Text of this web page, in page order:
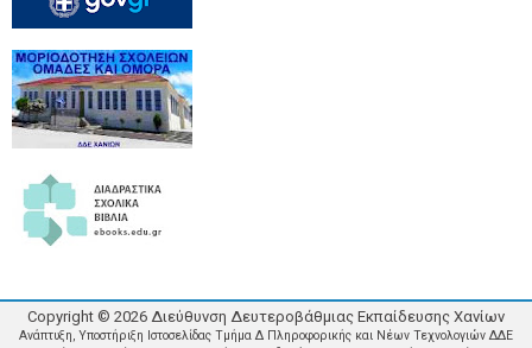
Copyright © 2026 Διεύθυνση Δευτεροβάθμιας Εκπαίδευσης Χανίων
Ανάπτυξη, Υποστήριξη Ιστοσελίδας Τμήμα Δ Πληροφορικής και Νέων Τεχνολογιών ΔΔΕ